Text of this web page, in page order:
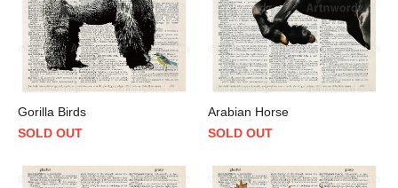
Gorilla Birds
SOLD OUT
Arabian Horse
SOLD OUT